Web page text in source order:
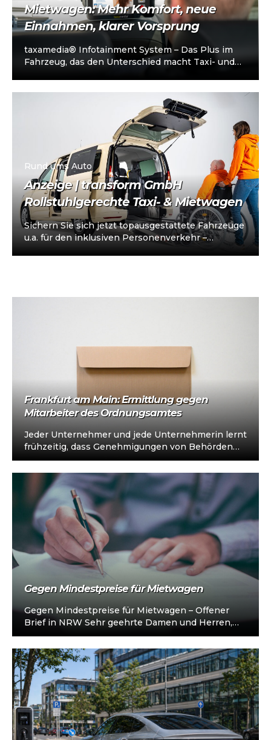
Mietwagen: Mehr Komfort, neue
Einnahmen, klarer Vorsprung
taxamedia® Infotainment System – Das Plus im
Fahrzeug, das den Unterschied macht Taxi- und
Rund ums Auto
Anzeige | transform GmbH
Rollstuhlgerechte Taxi- & Mietwagen
Sichern Sie sich jetzt topausgestattete Fahrzeuge
u.a. für den inklusiven Personenverkehr –
Frankfurt am Main: Ermittlung gegen
Mitarbeiter des Ordnungsamtes
Jeder Unternehmer und jede Unternehmerin lernt
frühzeitig, dass Genehmigungen von Behörden
beschafft werden müssen. Oft ist dieser Prozess
mit Wartezeiten,…
Gegen Mindestpreise für Mietwagen
Gegen Mindestpreise für Mietwagen – Offener
Brief in NRW Sehr geehrte Damen und Herren,
über die Initiative Mietwagen-Services sind
Unternehmen…